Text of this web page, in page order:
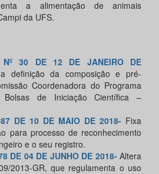
a alimentação de animais
da UFS.
Nº 30 DE 12 DE JANEIRO DE
definição da composição e pré-
Coordenadora do Programa
Bolsas de Iniciação Científica –
DE 10 DE MAIO DE 2018- Fixa
para processo de reconhecimento
e o seu registro.
DE 04 DE JUNHO DE 2018- Altera
2013-GR, que regulamenta o uso